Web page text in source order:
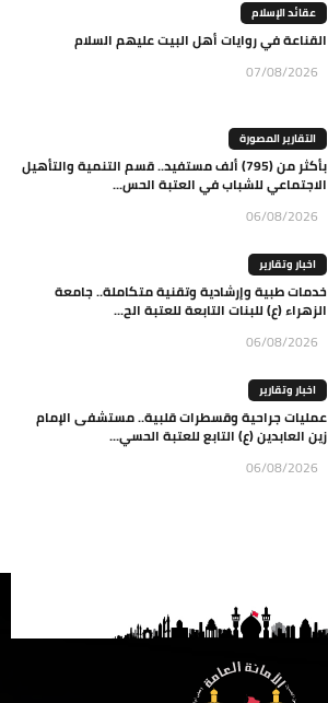
عقائد الإسلام
القناعة في روايات أهل البيت عليهم السلام
07/08/2026
التقارير المصورة
بأكثر من (795) ألف مستفيد.. قسم التنمية والتأهيل
الاجتماعي للشباب في العتبة الحس...
06/08/2026
اخبار وتقارير
خدمات طبية وإرشادية وتقنية متكاملة.. جامعة
الزهراء (ع) للبنات التابعة للعتبة الح...
06/08/2026
اخبار وتقارير
عمليات جراحية وقسطرات قلبية.. مستشفى الإمام
زين العابدين (ع) التابع للعتبة الحسي...
06/08/2026